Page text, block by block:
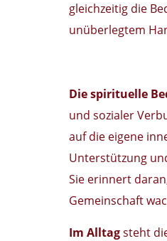
gleichzeitig die
unüberlegtem
Die spirituelle
und sozialer
auf die eigene
Unterstützung
Sie erinnert
Gemeinschaft
Im Alltagsteht